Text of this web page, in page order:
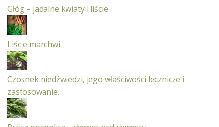
Głóg – jadalne kwiaty i liście
Liście marchwi
Czosnek niedźwiedzi, jego właściwości lecznicze i
zastosowanie.